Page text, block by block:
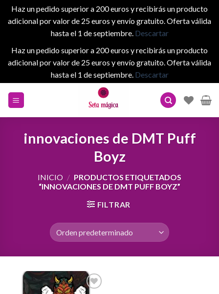
Haz un pedido superior a 200 euros y recibirás un producto
adicional por valor de 25 euros y envío gratuito. Oferta válida
hasta el 1 de septiembre. Descartar
Haz un pedido superior a 200 euros y recibirás un producto
adicional por valor de 25 euros y envío gratuito. Oferta válida
hasta el 1 de septiembre. Descartar
innovaciones de DMT Puff
Boyz
INICIO / PRODUCTOS ETIQUETADOS
“INNOVACIONES DE DMT PUFF BOYZ”
FILTRAR